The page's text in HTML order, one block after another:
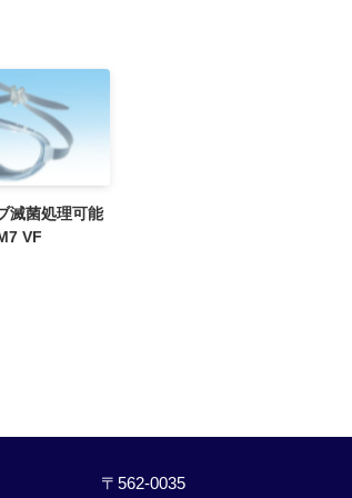
滅菌処理可能
VF
〒562-0035